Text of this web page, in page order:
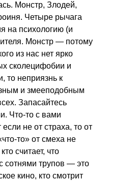
Монстр, Злодей,
Четыре рычага
на психологию (и
Монстр — потому
из нас нет ярко
сколецифобии и
то неприязнь к
и змееподобным
Запасайтесь
Что-то с вами
если не от страха, то от
то» от смеха не
считает, что
сотнями трупов — это
кино, кто смотрит